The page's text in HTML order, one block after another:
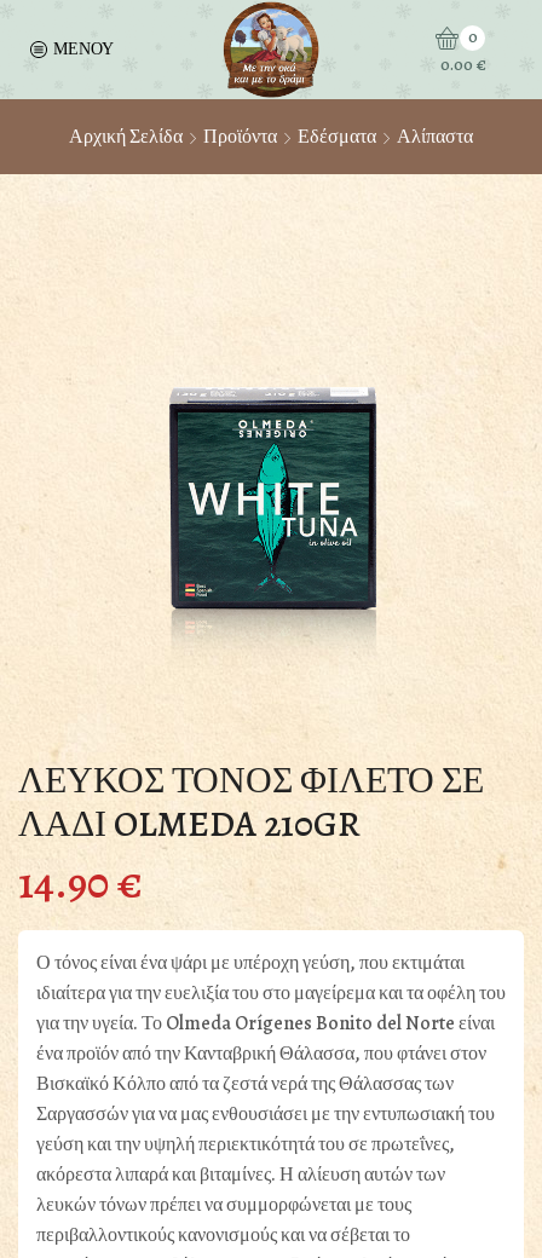
ΜΕΝΟΥ
0
0.00€
Αρχική Σελίδα Προϊόντα Εδέσματα Αλίπαστα
ΛΕΥΚΟΣ ΤΟΝΟΣ ΦΙΛΕΤΟ ΣΕ
ΛΑΔΙ OLMEDA 210GR
14.90€
Ο τόνος είναι ένα ψάρι με υπέροχη γεύση, που εκτιμάται
ιδιαίτερα για την ευελιξία του στο μαγείρεμα και τα οφέλη του
για την υγεία. Το Olmeda Orígenes Bonito del Norte είναι
ένα προϊόν από την Κανταβρική Θάλασσα, που φτάνει στον
Βισκαϊκό Κόλπο από τα ζεστά νερά της Θάλασσας των
Σαργασσών για να μας ενθουσιάσει με την εντυπωσιακή του
γεύση και την υψηλή περιεκτικότητά του σε πρωτεΐνες,
ακόρεστα λιπαρά και βιταμίνες. Η αλίευση αυτών των
λευκών τόνων πρέπει να συμμορφώνεται με τους
περιβαλλοντικούς κανονισμούς και να σέβεται το